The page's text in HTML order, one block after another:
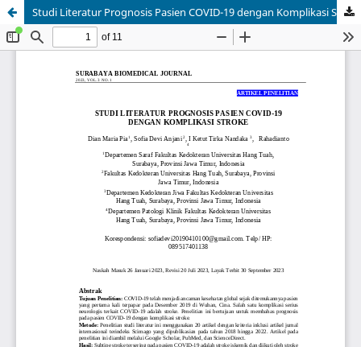
Studi Literatur Prognosis Pasien COVID-19 dengan Komplikasi Stroke